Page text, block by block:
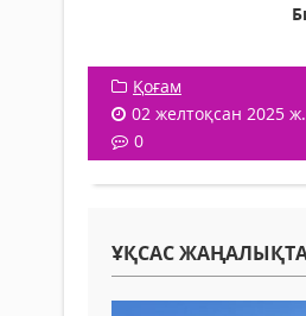
Қоғам
02 желтоқсан 2025 ж.
0
ҰҚСАС